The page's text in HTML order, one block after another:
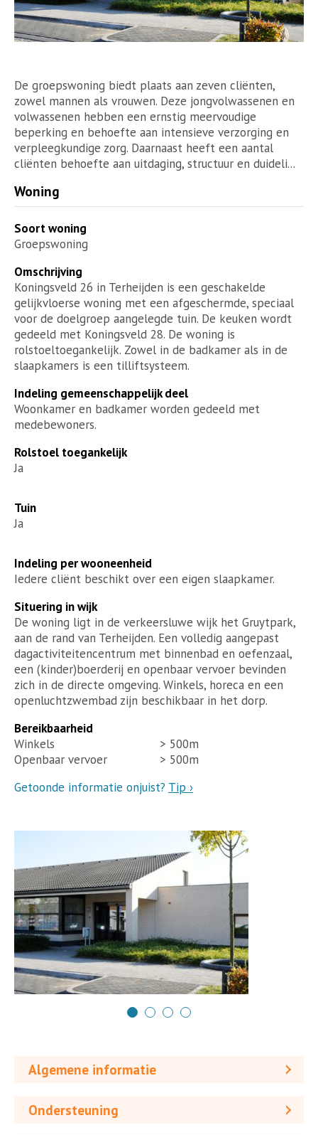
De groepswoning biedt plaats aan zeven cliënten,
zowel mannen als vrouwen. Deze jongvolwassenen en
volwassenen hebben een ernstig meervoudige
beperking en behoefte aan intensieve verzorging en
verpleegkundige zorg. Daarnaast heeft een aantal
cliënten behoefte aan uitdaging, structuur en duideli...
Woning
Soort woning
Groepswoning
Omschrijving
Koningsveld 26 in Terheijden is een geschakelde
gelijkvloerse woning met een afgeschermde, speciaal
voor de doelgroep aangelegde tuin. De keuken wordt
gedeeld met Koningsveld 28. De woning is
rolstoeltoegankelijk. Zowel in de badkamer als in de
slaapkamers is een tilliftsysteem.
Indeling gemeenschappelijk deel
Woonkamer en badkamer worden gedeeld met
medebewoners.
Rolstoel toegankelijk
Ja
Tuin
Ja
Indeling per wooneenheid
Iedere cliënt beschikt over een eigen slaapkamer.
Situering in wijk
De woning ligt in de verkeersluwe wijk het Gruytpark,
aan de rand van Terheijden. Een volledig aangepast
dagactiviteitencentrum met binnenbad en oefenzaal,
een (kinder)boerderij en openbaar vervoer bevinden
zich in de directe omgeving. Winkels, horeca en een
openluchtzwembad zijn beschikbaar in het dorp.
Bereikbaarheid
Winkels
> 500m
Openbaar vervoer
> 500m
Getoonde informatie onjuist? Tip ›
Algemene informatie
Ondersteuning